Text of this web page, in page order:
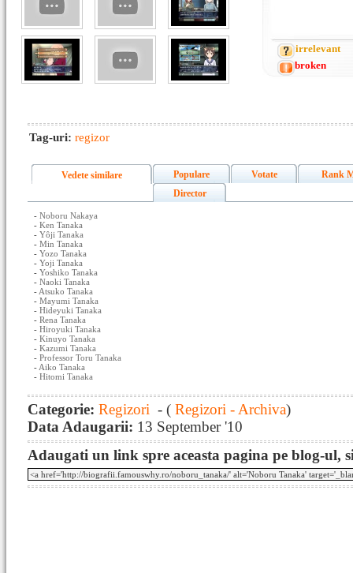
irrelevant
broken
Tag-uri: regizor
Vedete similare Populare Votate
Rank
Director
- Noboru Nakaya
- Ken Tanaka
- Yôji Tanaka
- Min Tanaka
- Yozo Tanaka
- Yoji Tanaka
- Yoshiko Tanaka
- Naoki Tanaka
- Atsuko Tanaka
- Mayumi Tanaka
- Hideyuki Tanaka
- Rena Tanaka
- Hiroyuki Tanaka
- Kinuyo Tanaka
- Kazumi Tanaka
- Professor Toru Tanaka
- Aiko Tanaka
- Hitomi Tanaka
Categorie: Regizori - ( Regizori - Archiva)
Data Adaugarii: 13 September '10
Adaugati un link spre aceasta pagina pe blog-ul,